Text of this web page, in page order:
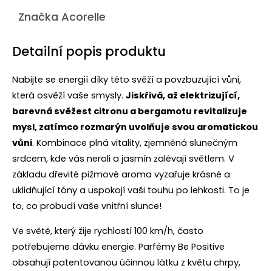
Značka Acorelle
Detailní popis produktu
Nabijte se energií díky této svěží a povzbuzující vůni,
která osvěží vaše smysly. Jiskřivá, až elektrizující,
barevná svěžest citronu a bergamotu revitalizuje
mysl, zatímco rozmarýn uvolňuje svou aromatickou
vůni. Kombinace plná vitality, zjemněná slunečným
srdcem, kde vás neroli a jasmín zalévají světlem. V
základu dřevité pižmové aroma vyzařuje krásné a
uklidňující tóny a uspokojí vaši touhu po lehkosti. To je
to, co probudí vaše vnitřní slunce!
Ve světě, který žije rychlostí 100 km/h, často
potřebujeme dávku energie. Parfémy Be Positive
obsahují patentovanou účinnou látku z květu chrpy,